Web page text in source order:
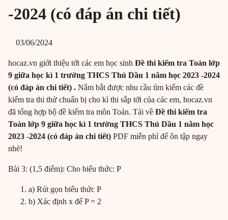
-2024 (có đáp án chi tiết)
03/06/2024
hocaz.vn giới thiệu tới các em học sinh Đề thi kiểm tra Toán lớp
9 giữa học kì 1 trường THCS Thủ Dầu 1 năm học 2023 -2024
(có đáp án chi tiết) . Nắm bắt được nhu cầu tìm kiếm các đề
kiểm tra thi thử chuẩn bị cho kì thi sắp tới của các em, hocaz.vn
đã tổng hợp bộ đề kiểm tra môn Toán. Tải về Đề thi kiểm tra
Toán lớp 9 giữa học kì 1 trường THCS Thủ Dầu 1 năm học
2023 -2024 (có đáp án chi tiết) PDF miễn phí để ôn tập ngay
nhé!
Bài 3: (1,5 điểm): Cho biểu thức: P
a) Rút gọn biểu thức P
b) Xác định x để P = 2